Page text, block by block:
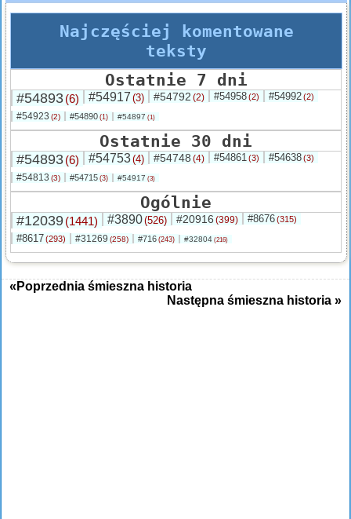
Najczęściej komentowane
teksty
Ostatnie 7 dni
#54893(6) #54917 (3) #54792 (2) #54958(2) #54992(2)
#54923 (2) #54890 (1) #54897 (1)
Ostatnie 30 dni
#54893(6) #54753(4) #54748 (4) #54861(3) #54638(3)
#54813 (3) #54715 (3) #54917 (3)
Ogólnie
#12039(1441) #3890(526) #20916 (399) #8676(315)
#8617(293) #31269 (258) #716 (243) #32804 (216)
«Poprzednia śmieszna historia
Następna śmieszna historia »